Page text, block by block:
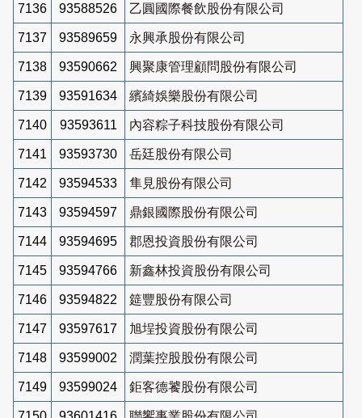
7136 93588526 乙圓國際餐飲股份有限公司
7137 93589659 永興承股份有限公司
7138 93590662 興聚康管理顧問股份有限公司
7139 93591634 繽綺娛樂股份有限公司
7140 93593611 內容粽子科技股份有限公司
7141 93593730 岳廷股份有限公司
7142 93594533 隼見股份有限公司
7143 93594597 鼎銀國際股份有限公司
7144 93594695 郡恩投資股份有限公司
7145 93594766 新鑫林投資股份有限公司
7146 93594822 筵豐股份有限公司
7147 93597617 旭埕投資股份有限公司
7148 93599002 潤葉控股股份有限公司
7149 93599024 鉅客德饕股份有限公司